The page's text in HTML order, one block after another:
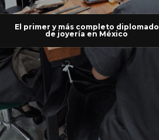
El primer y más completo diplomado
de joyería en México